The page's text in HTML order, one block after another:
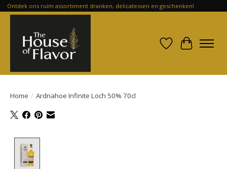
Ontdek ons ruim assortiment dranken, delicatessen en geschenken!
Verlanglijst
Home / Ardnahoe Infinite Loch 50% 70cl